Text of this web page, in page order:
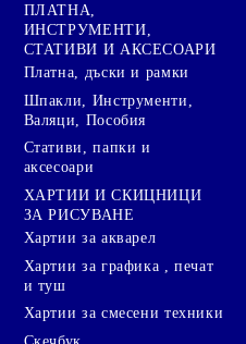
ПЛАТНА,
ИНСТРУМЕНТИ,
СТАТИВИ И АКСЕСОАРИ
Платна, дъски и рамки
Шпакли, Инструменти,
Валяци, Пособия
Стативи, папки и
аксесоари
ХАРТИИ И СКИЦНИЦИ
ЗА РИСУВАНЕ
Хартии за акварел
Хартии за графика , печат
и туш
Хартии за смесени техники